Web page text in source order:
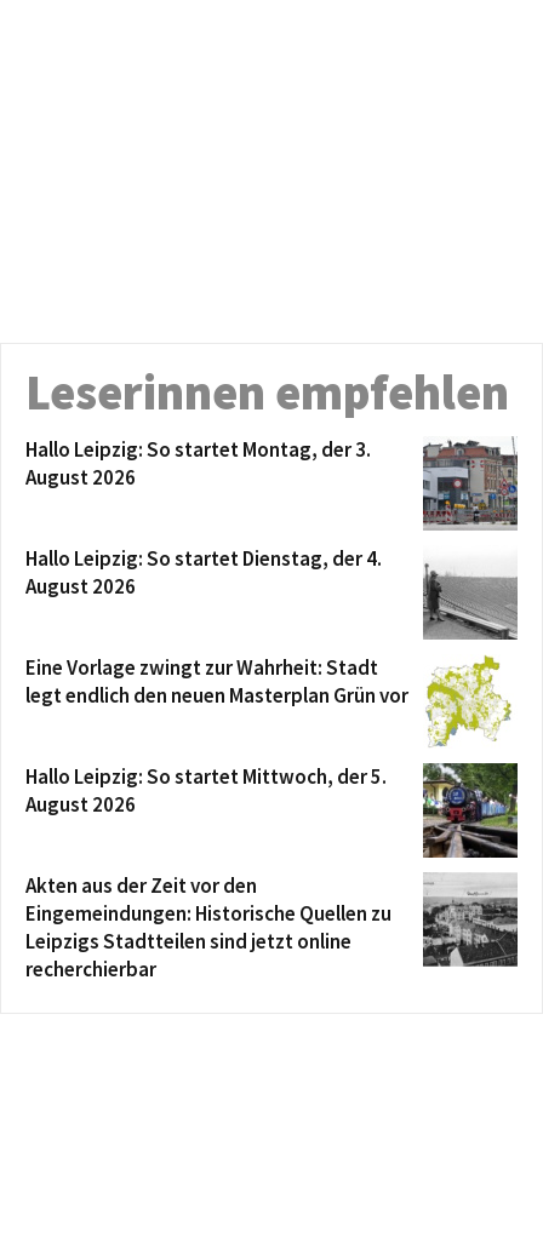
Leserinnen empfehlen
Hallo Leipzig: So startet Montag, der 3.
August 2026
Hallo Leipzig: So startet Dienstag, der 4.
August 2026
Eine Vorlage zwingt zur Wahrheit: Stadt
legt endlich den neuen Masterplan Grün vor
Hallo Leipzig: So startet Mittwoch, der 5.
August 2026
Akten aus der Zeit vor den
Eingemeindungen: Historische Quellen zu
Leipzigs Stadtteilen sind jetzt online
recherchierbar